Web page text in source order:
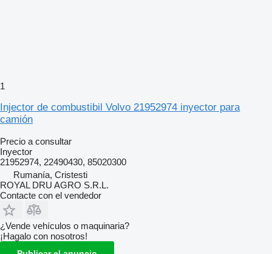
1
Injector de combustibil Volvo 21952974 inyector para
camión
Precio a consultar
Inyector
21952974, 22490430, 85020300
Rumanía, Cristesti
ROYAL DRU AGRO S.R.L.
Contacte con el vendedor
¿Vende vehículos o maquinaria?
¡Hagalo con nosotros!